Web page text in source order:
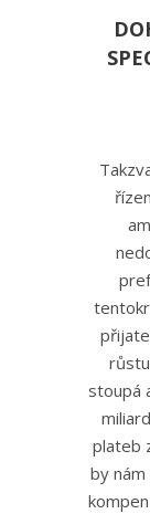
stoupá
plateb
by